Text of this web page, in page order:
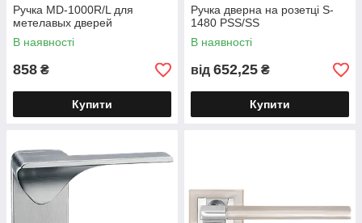
Ручка MD-1000R/L для
метелавых дверей
В наявності
858 ₴
Купити
Ручка дверна на розетці S-
1480 PSS/SS
В наявності
від 652,25 ₴
Купити